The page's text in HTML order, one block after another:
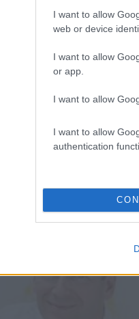
I want to allow
web or device
I want to allow
or app.
I want to allow
I want to allow
authentication